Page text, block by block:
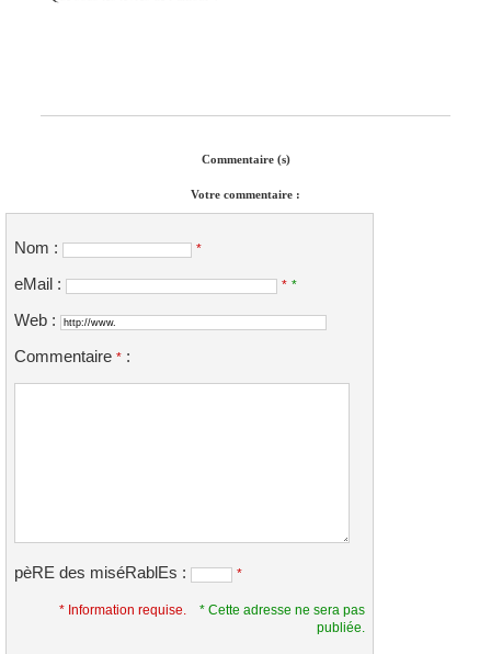
Commentaire (s)
Votre commentaire :
Nom : *
eMail : * *
Web :
Commentaire * :
pèRE des miséRablEs : *
* Information requise.
* Cette adresse ne sera pas
publiée.